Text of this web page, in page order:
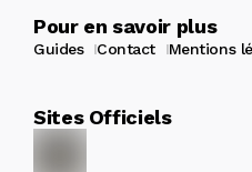
Pour en savoir plus
Guides Contact Mentions
Sites Officiels